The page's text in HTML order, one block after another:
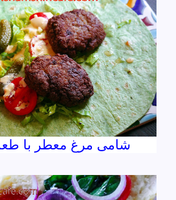
شامی مرغ معطر با